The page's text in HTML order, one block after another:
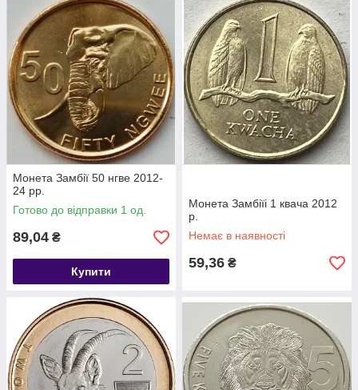
Монета Замбії 50 нгве 2012-
24 рр.
Готово до відправки 1 од.
89,04 ₴
Купити
Монета Замбіїі 1 квача 2012
р.
Немає в наявності
59,36 ₴